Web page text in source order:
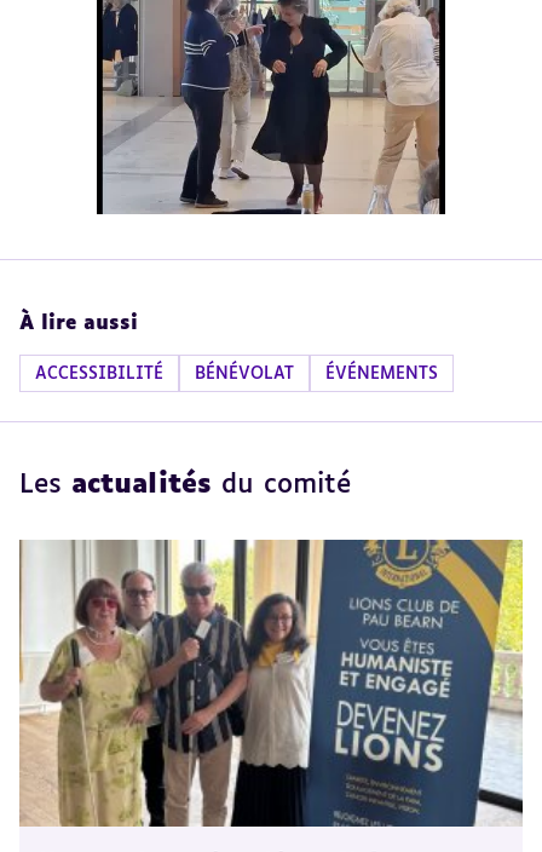
À lire aussi
ACCESSIBILITÉ BÉNÉVOLAT ÉVÉNEMENTS
Les actualités du comité